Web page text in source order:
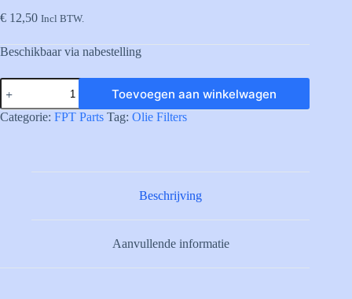
€ 12,50 Incl BTW.
Beschikbaar via nabestelling
500040983
OIL
FILTER
CARTRID.
Toevoegen aan winkelwagen
Categorie: FPT Parts Tag: Olie Filters
Beschrijving
Aanvullende informatie